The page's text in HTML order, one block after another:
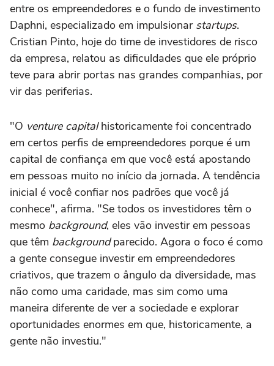
entre os empreendedores e o fundo de investimento
Daphni, especializado em impulsionar startups.
Cristian Pinto, hoje do time de investidores de risco
da empresa, relatou as dificuldades que ele próprio
teve para abrir portas nas grandes companhias, por
vir das periferias.
"O venture capitalhistoricamente foi concentrado
em certos perfis de empreendedores porque é um
capital de confiança em que você está apostando
em pessoas muito no início da jornada. A tendência
inicial é você confiar nos padrões que você já
conhece", afirma. "Se todos os investidores têm o
mesmo background, eles vão investir em pessoas
que têm backgroundparecido. Agora o foco é como
a gente consegue investir em empreendedores
criativos, que trazem o ângulo da diversidade, mas
não como uma caridade, mas sim como uma
maneira diferente de ver a sociedade e explorar
oportunidades enormes em que, historicamente, a
gente não investiu."